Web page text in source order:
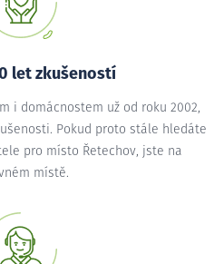
let zkušeností
i domácnostem už od roku 2002,
Pokud proto stále hledáte
pro místo Řetechov, jste na
místě.